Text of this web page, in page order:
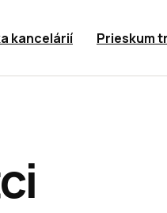
kancelárií Prieskum